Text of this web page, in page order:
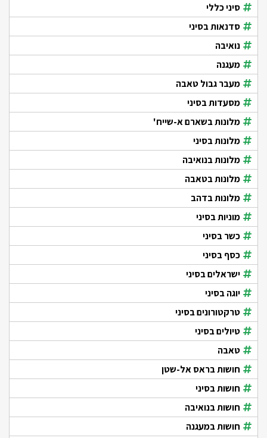
סיני כללי
סדנאות בסיני
נואיבה
מעגנה
מעבר גבול טאבה
מסעדות בסיני
מלונות בשארם א-שייח'
מלונות בסיני
מלונות בנואיבה
מלונות בטאבה
מלונות בדהב
מוניות בסיני
כשר בסיני
כסף בסיני
ישראלים בסיני
יוגה בסיני
טרקטורונים בסיני
טיולים בסיני
טאבה
חושות בראס אל-שטן
חושות בסיני
חושות בנואיבה
חושות במעגנה